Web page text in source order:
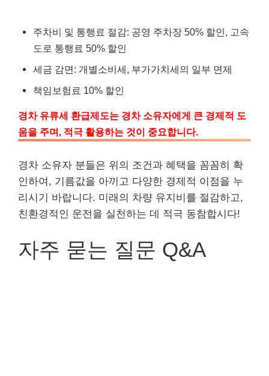
주차비 및 통행료 절감: 공영 주차장 50% 할인, 고속
도로 통행료 50% 할인
세금 감면: 개별소비세, 부가가치세의 일부 면제
책임보험료 10% 할인
경차 유류세 환급제도는 경차 소유자에게 큰 경제적 도
움을 주며, 적극 활용하는 것이 중요합니다.
경차 소유자 분들은 위의 조건과 혜택을 꼼꼼히 확
인하여, 기름값을 아끼고 다양한 경제적 이점을 누
리시기 바랍니다. 미래의 차량 유지비를 절감하고,
친환경적인 운전을 실천하는 데 적극 동참합시다!
자주 묻는 질문 Q&A